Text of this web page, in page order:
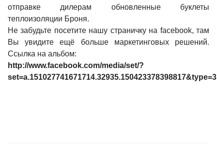
отправке дилерам обновленные буклеты
теплоизоляции Броня.
Не забудьте посетите нашу страничку на facebook, там
Вы увидите ещё больше маркетинговых решений.
Ссылка на альбом:
http://www.facebook.com/media/set/?
set=a.151027741671714.32935.150423378398817&type=3